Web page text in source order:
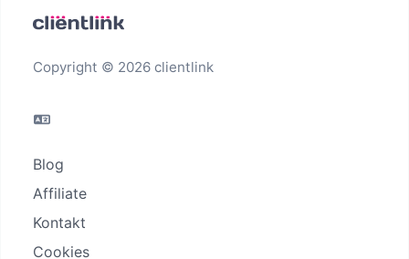
Copyright © 2026 clientlink
Blog
Affiliate
Kontakt
Cookies